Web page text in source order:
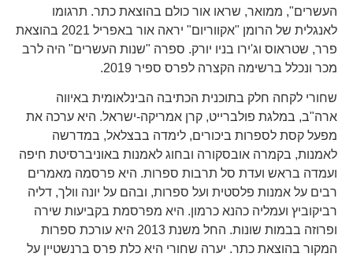
העשרים", ממואר, שראו אור כולם בהוצאת כתר. תרגומו
לאנגלית של הרומן "אקווריום" יראה אור באפריל 2021 בהוצאת
פרר, שטראוס וג'ירו בניו יורק. ספרה "שנות העשרים" היה לרב
מכר ונכלל ברשימה הקצרה לפרס ספיר 2019.
שחורי לקחה חלק בתוכנית הכתיבה הבינלאומית באיווה
ארה"ב, במלגת פולברייט, קרן אמריקה-ישראל. היא ערכה את
מפעל קסת לספרות ביכורים, לימדה בבצלאל, במדרשה
לאמנות, בקמרה אובסקורה ובחוג לאמנות באוניברסיטת חיפה
ועמדה בראש ועדת סל תרבות ספרות. היא פרסמה מאמרים
רבים על אמנות פלסטית ועל ספרות, ובהם על יונה וולך, דליה
רביקוביץ ועמליה כהנא כרמון. היא מפרסמת בקביעות שירה
ופרוזה בבמות שונות. החל משנת 2013 היא עורכת ספרות
המקור בהוצאת כתר. יערה שחורי היא כלת פרס ברנשטיין על